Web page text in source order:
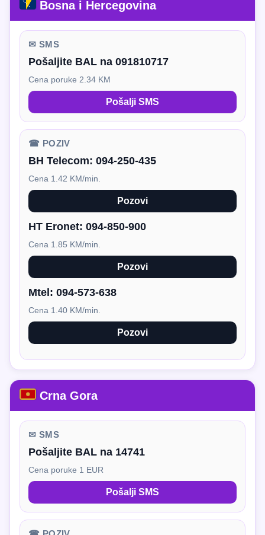
Bosna i Hercegovina
✉ SMS
Pošaljite BAL na 091810717
Cena poruke 2.34 KM
Pošalji SMS
☎ POZIV
BH Telecom: 094-250-435
Cena 1.42 KM/min.
Pozovi
HT Eronet: 094-850-900
Cena 1.85 KM/min.
Pozovi
Mtel: 094-573-638
Cena 1.40 KM/min.
Pozovi
Crna Gora
✉ SMS
Pošaljite BAL na 14741
Cena poruke 1 EUR
Pošalji SMS